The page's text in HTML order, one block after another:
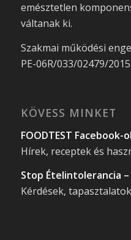
emésztetlen
váltanak ki.
Szakmai működési
PE-06R/033/02479/2015.
KÖVESS MINKET
FOODTEST Facebook-
Hírek, receptek és
Stop Ételintolerancia
Kérdések,